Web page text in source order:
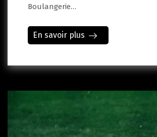
Boulangerie…
En savoir plus